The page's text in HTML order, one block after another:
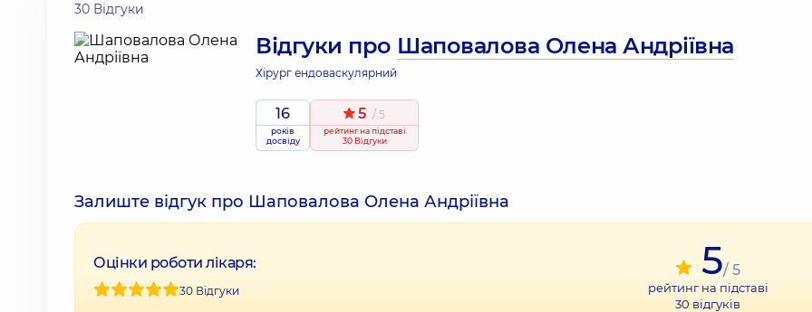
30 Відгуки
Відгуки про Шаповалова Олена Андріївна
Хірург ендоваскулярний
16
років
досвіду
5 / 5
рейтингна підставі
30 Відгуки
Залиште відгук про Шаповалова Олена Андріївна
Оцінки роботи лікаря:
30 Відгуки
5/ 5
рейтинг на підставі
30 відгуків